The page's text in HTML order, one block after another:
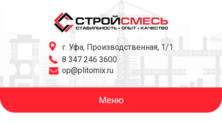
г. Уфа, Производственная, 1/1
8 347 246 3600
op@plitomix.ru
Меню